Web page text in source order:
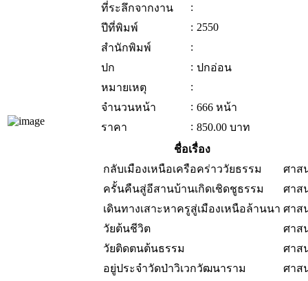
ที่ระลึกจากงาน
:
ปีที่พิมพ์
: 2550
สำนักพิมพ์
:
ปก
: ปกอ่อน
หมายเหตุ
:
จำนวนหน้า
: 666 หน้า
ราคา
: 850.00 บาท
ชื่อเรื่อง
กลับเมืองเหนือเครือคร่าววัยธรรม
ศาส
ครั้นคืนสู่อีสานบ้านเกิดเชิดชูธรรม
ศาส
เดินทางเสาะหาครูสู่เมืองเหนือล้านนา ศาส
วัยต้นชีวิต
ศาส
วัยติดตนต้นธรรม
ศาส
อยู่ประจำวัดป่าวิเวกวัฒนาราม
ศาส